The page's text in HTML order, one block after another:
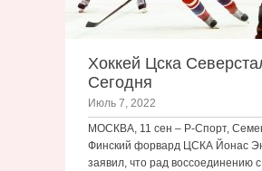
Хоккей Цска
Сегодня
Июль 7, 2022
МОСКВА, 11 сен – Р-Спорт,
Финский форвард ЦСКА Йонас
заявил, что рад воссоединению с